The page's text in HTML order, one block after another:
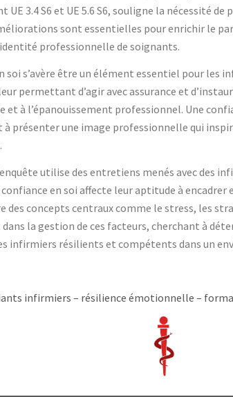
UE 3.4 S6 et UE 5.6 S6, souligne la nécessité
sont essentielles pour enrichir le
professionnelle de soignants.
soi s’avère être un élément essentiel pour les
permettant d’agir avec assurance et
et à l’épanouissement professionnel. Une
à présenter une image professionnelle qui
utilise des entretiens menés avec des
en soi affecte leur aptitude à encadrer
des concepts centraux comme le stress, les
dans la gestion de ces facteurs, cherchant à
infirmiers résilients et compétents dans un
infirmiers – résilience émotionnelle –